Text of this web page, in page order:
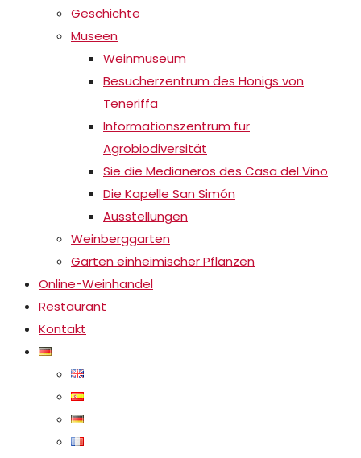
Geschichte
Museen
Weinmuseum
Besucherzentrum des Honigs von
Teneriffa
Informationszentrum für
Agrobiodiversität
Sie die Medianeros des Casa del Vino
Die Kapelle San Simón
Ausstellungen
Weinberggarten
Garten einheimischer Pflanzen
Online-Weinhandel
Restaurant
Kontakt